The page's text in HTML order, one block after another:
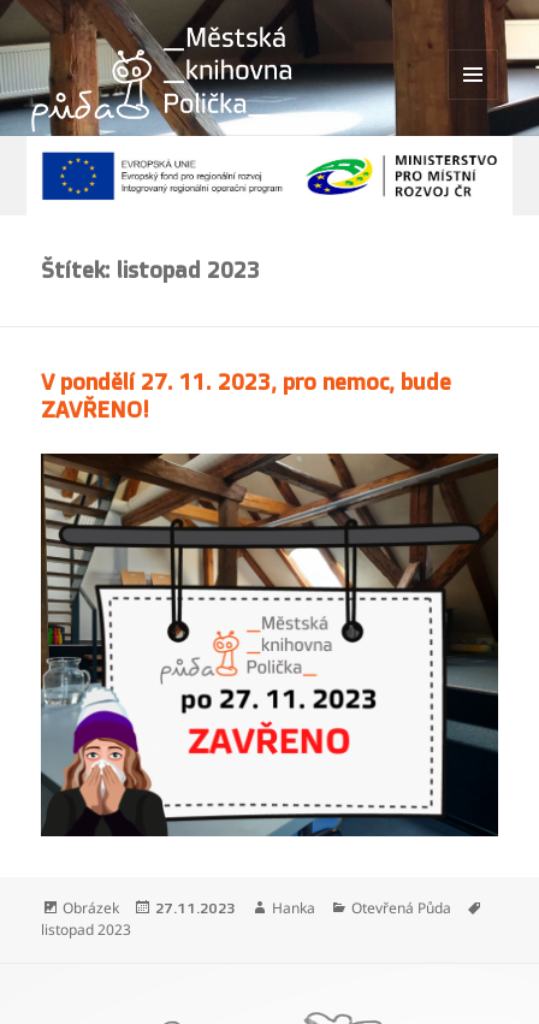
MENU
WIDGETY
Štítek: listopad 2023
V pondělí 27. 11. 2023, pro nemoc, bude
ZAVŘENO!
Formát:
Obrázek Publikováno:
27.11.2023 Autor:
Hanka Rubriky:
Otevřená Půda
listopad 2023